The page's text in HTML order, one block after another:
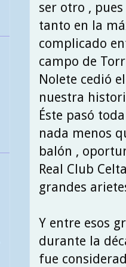
ser otro ,
tanto en la
complicado
campo de
Nolete cedió
nuestra
Éste pasó
nada menos
balón ,
Real Club
grandes
Y entre esos
durante la
fue